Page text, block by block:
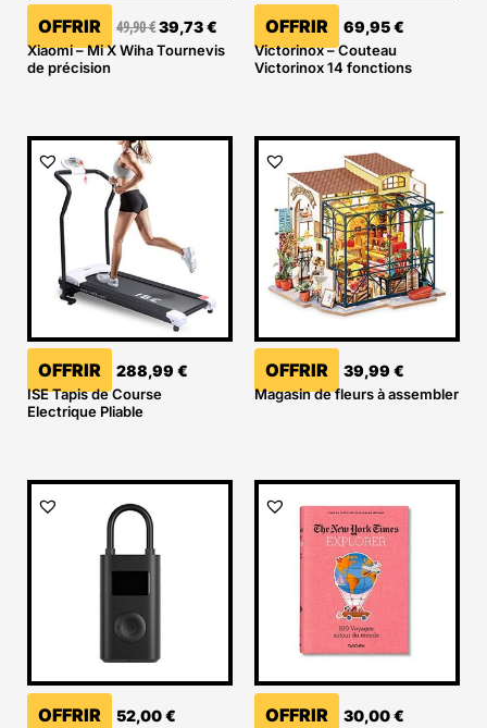
OFFRIR 49,90€39,73€
Xiaomi – Mi X Wiha Tournevis
de précision
OFFRIR 69,95€
Victorinox – Couteau
Victorinox 14 fonctions
OFFRIR 288,99 €
ISE Tapis de Course
Electrique Pliable
OFFRIR 39,99 €
Magasin de fleurs à assembler
OFFRIR 52,00€ OFFRIR 30,00€